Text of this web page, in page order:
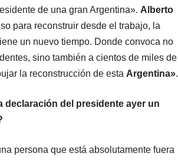
de una gran Argentina». Alberto
para reconstruir desde el trabajo, la
un nuevo tiempo. Donde convoca no
sino también a cientos de miles de
la reconstrucción de esta Argentina».
declaración del presidente ayer un
persona que está absolutamente fuera